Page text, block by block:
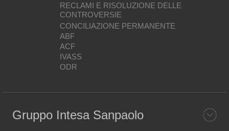
RECLAMI E RISOLUZIONE DELLE
CONTROVERSIE
CONCILIAZIONE PERMANENTE
ABF
ACF
IVASS
ODR
Gruppo Intesa Sanpaolo